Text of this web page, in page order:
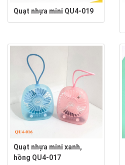
Quạt nhựa mini QU4-019
Quạt nhựa mini xanh,
hồng QU4-017